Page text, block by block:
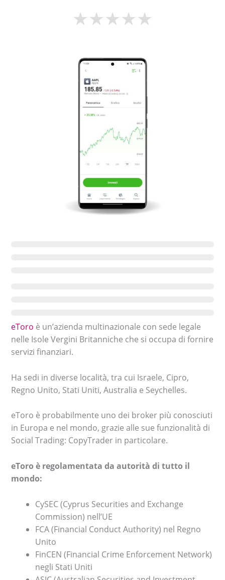
eToro è un’azienda multinazionale con sede legale
nelle Isole Vergini Britanniche che si occupa di fornire
servizi finanziari.
Ha sedi in diverse località, tra cui Israele, Cipro,
Regno Unito, Stati Uniti, Australia e Seychelles.
eToro è probabilmente uno dei broker più conosciuti
in Europa e nel mondo, grazie alle sue funzionalità di
Social Trading: CopyTrader in particolare.
eToro è regolamentata da autorità di tutto il
mondo:
CySEC (Cyprus Securities and Exchange
Commission) nell’UE
FCA (Financial Conduct Authority) nel Regno
Unito
FinCEN (Financial Crime Enforcement Network)
negli Stati Uniti